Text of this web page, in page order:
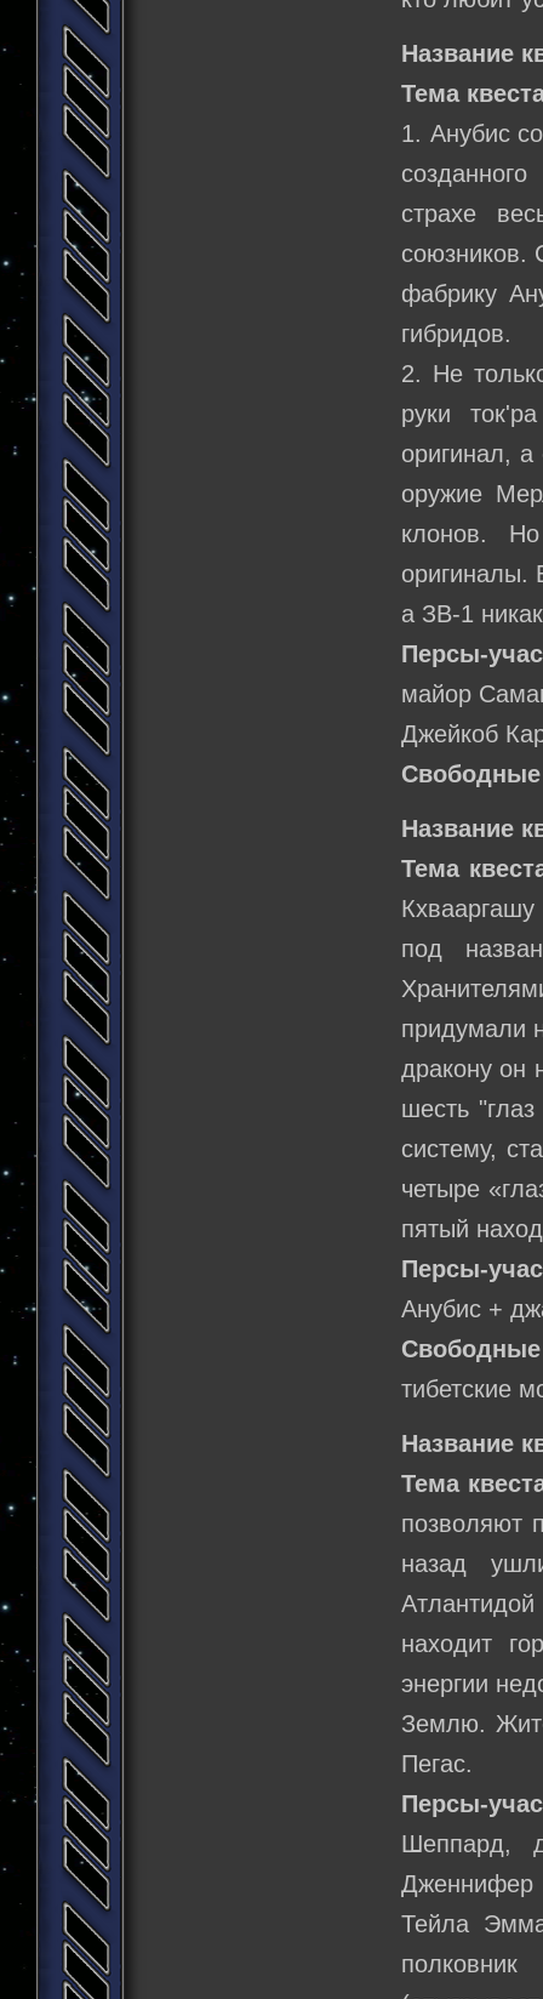
Название
Тема
1. Анубис
страхе
союзников.
фабрику
гибридов.
2. Не
руки
оригинал, а
оружие
клонов.
оригиналы.
а ЗВ-1
Персы-
майор
Джейкоб
Название
Тема
под
придумали
дракону он
шесть
систему,
четыре
пятый
Персы-
Анубис +
тибетские
Название
Тема
позволяют
назад
находит
энергии
Землю.
Пегас.
Персы-
Шеппард,
Дженнифер
Тейла